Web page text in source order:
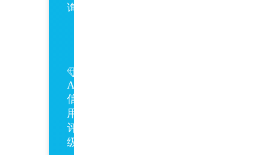
询
AAA
信
用
评
级